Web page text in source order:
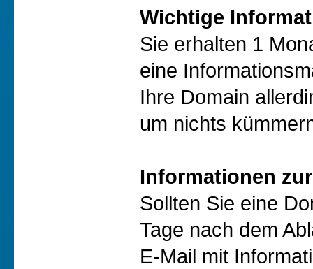
Wichtige
Sie erhalten 1
eine
Ihre Domain
um nichts
Informationen
Sollten Sie eine
Tage nach dem
E-Mail mit